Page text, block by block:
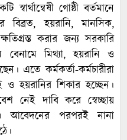
গোষ্ঠী বর্তমানে
বিব্রত, হয়রানি, মানসিক,
করার জন্য সরকারি
বেনামে মিথ্যা, হয়রানি ও
এতে কর্মকর্তা-কর্মচারীরা
ও হয়রানির শিকার হচ্ছেন।
নেই দাবি করে স্বেচ্ছায়
আবেদনের পরপরই নানা